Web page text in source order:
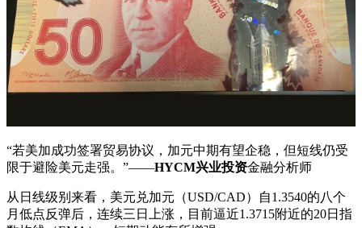
“若美加成功签署贸易协议，加元中期有望企稳，但短线仍受
限于避险美元走强。”——HYCM兴业投资金融分析师
从日线级别来看，美元兑加元（USD/CAD）自1.3540的八个
月低点反弹后，连续三日上涨，目前逼近1.3715附近的20日指